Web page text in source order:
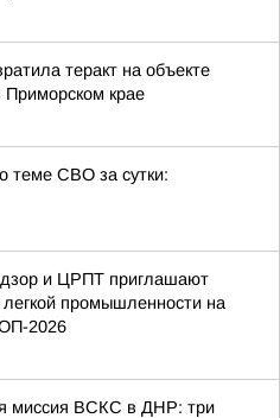
теракт на объекте
Приморском крае
теме СВО за сутки:
и ЦРПТ приглашают
промышленности на
2026
миссия ВСКС в ДНР: три